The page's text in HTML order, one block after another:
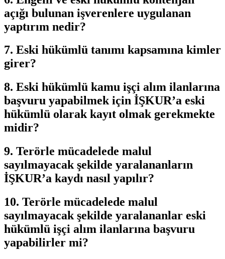
açığı bulunan işverenlere uygulanan
yaptırım nedir?
7. Eski hükümlü tanımı kapsamına kimler
girer?
8. Eski hükümlü kamu işçi alım ilanlarına
başvuru yapabilmek için İŞKUR’a eski
hükümlü olarak kayıt olmak gerekmekte
midir?
9. Terörle mücadelede malul
sayılmayacak şekilde yaralananların
İŞKUR’a kaydı nasıl yapılır?
10. Terörle mücadelede malul
sayılmayacak şekilde yaralananlar eski
hükümlü işçi alım ilanlarına başvuru
yapabilirler mi?